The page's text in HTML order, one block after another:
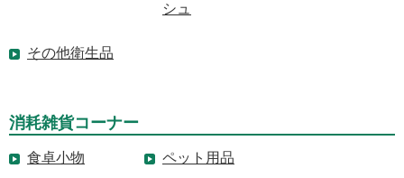
シュ
その他衛生品
消耗雑貨コーナー
食卓小物 ペット用品